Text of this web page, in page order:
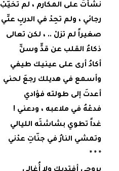
نشأتَ على المكارم ، لم تخيّبْ
رجائي ، ولم تحِدْ في الدربِ عنِّي
صغيراً لم تزلْ .. ، لكن تعالى
ذكاءُ القلب عن قدٍّ وسنِّ
أكادُ أرى على عينيك طيفي
وأسمع في هديلك رجعَ لحني
أعدتَ إلى طولته فؤادي
فدعْهُ في ملاعبه ، ودعني !
غداً تطوي بشاشتَه الليالي
وتمشي النارُ في جنّاتِ عدْني
* * *